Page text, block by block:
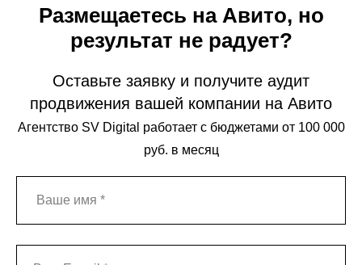
Размещаетесь на Авито, но
результат не радует?
Оставьте заявку и получите аудит
продвижения вашей компании на Авито
Агентство SV Digital работает с бюджетами от 100 000
руб. в месяц